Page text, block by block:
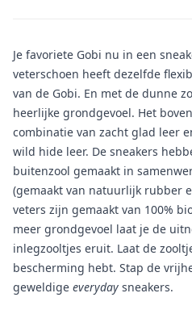
Je favoriete Gobi nu in een
veterschoen heeft dezelfde
van de Gobi. En met de dunne
heerlijke grondgevoel. Het
combinatie van zacht glad leer
wild hide leer. De sneakers
buitenzool gemaakt in
(gemaakt van natuurlijk rubber
veters zijn gemaakt van 100%
meer grondgevoel laat je de
inlegzooltjes eruit. Laat de
bescherming hebt. Stap de
geweldige everyday sneakers.